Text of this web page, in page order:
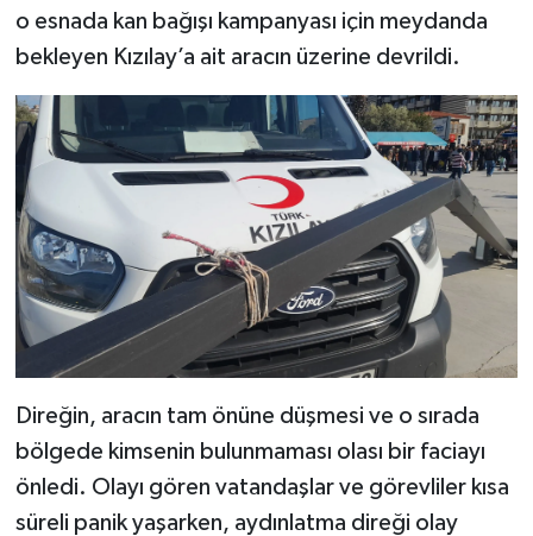
o esnada kan bağışı kampanyası için meydanda
bekleyen Kızılay’a ait aracın üzerine devrildi.
Direğin, aracın tam önüne düşmesi ve o sırada
bölgede kimsenin bulunmaması olası bir faciayı
önledi. Olayı gören vatandaşlar ve görevliler kısa
süreli panik yaşarken, aydınlatma direği olay